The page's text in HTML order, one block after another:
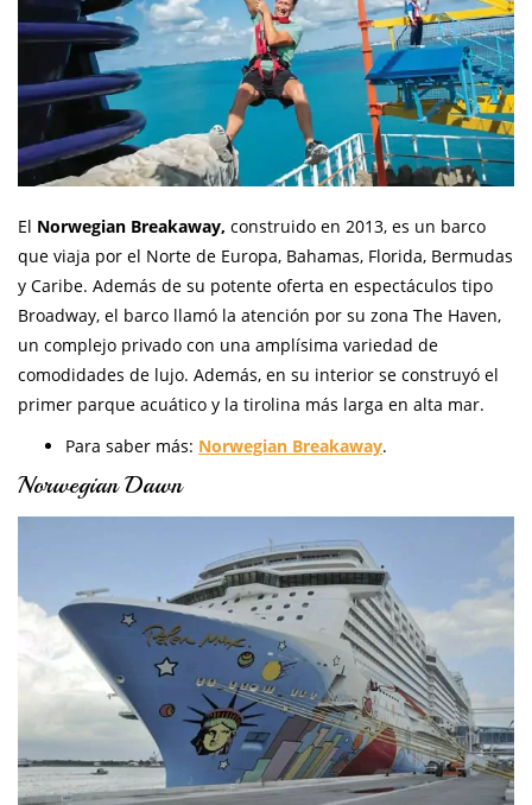
El Norwegian Breakaway, construido en 2013, es un barco
que viaja por el Norte de Europa, Bahamas, Florida, Bermudas
y Caribe. Además de su potente oferta en espectáculos tipo
Broadway, el barco llamó la atención por su zona The Haven,
un complejo privado con una amplísima variedad de
comodidades de lujo. Además, en su interior se construyó el
primer parque acuático y la tirolina más larga en alta mar.
Para saber más: Norwegian Breakaway.
Norwegian Dawn